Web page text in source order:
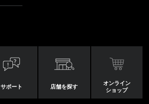
サポート 店舗を探す
オンライン
ショップ